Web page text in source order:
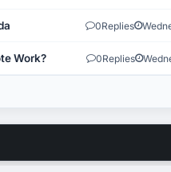
0Replies
Work? 0Replies